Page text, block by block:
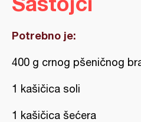
Potrebno je:
400 g crnog pšeničnog
1 kašičica soli
1 kašičica šećera